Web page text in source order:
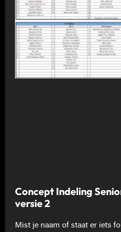
Concept Indeling
versie 2
Mist je naam of staat er iets